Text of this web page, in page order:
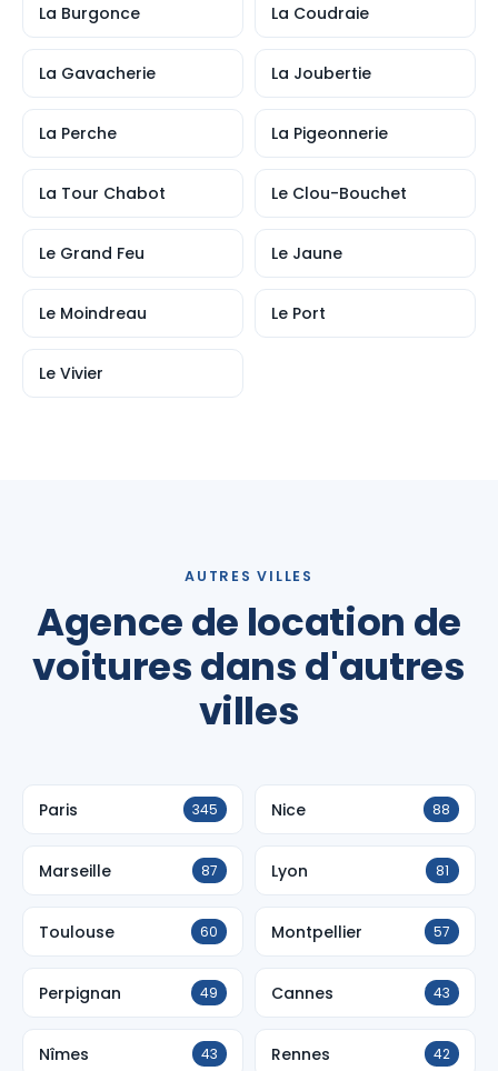
La Burgonce La Coudraie
La Gavacherie La Joubertie
La Perche La Pigeonnerie
La Tour Chabot Le Clou-Bouchet
Le Grand Feu Le Jaune
Le Moindreau Le Port
Le Vivier
AUTRES VILLES
Agence de location de
voitures dans d'autres
villes
Paris 345 Nice 88
Marseille 87 Lyon 81
Toulouse 60 Montpellier 57
Perpignan 49 Cannes 43
Nîmes 43 Rennes 42